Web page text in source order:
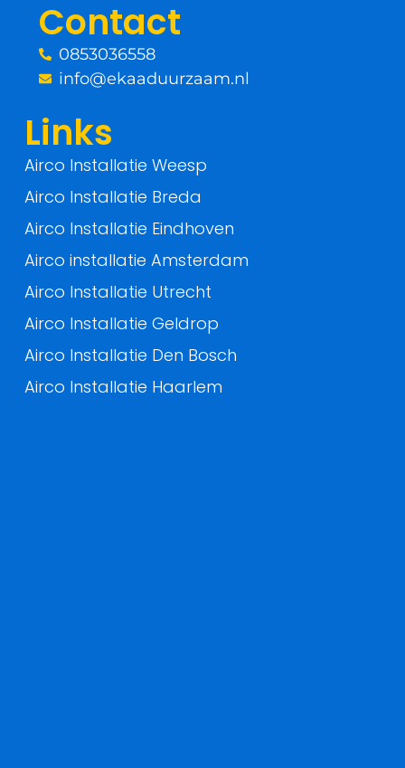
k
-
Contact
0853036558
info@ekaaduurzaam.nl
Links
Airco Installatie Weesp
Airco Installatie Breda
Airco Installatie Eindhoven
Airco installatie Amsterdam
Airco Installatie Utrecht
Airco Installatie Geldrop
Airco Installatie Den Bosch
Airco Installatie Haarlem